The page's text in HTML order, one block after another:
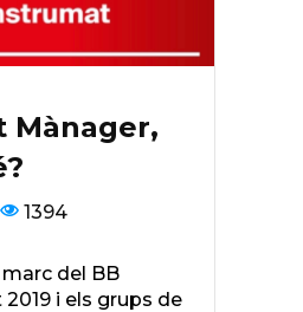
Mànager,
1394
del BB
i els grups de